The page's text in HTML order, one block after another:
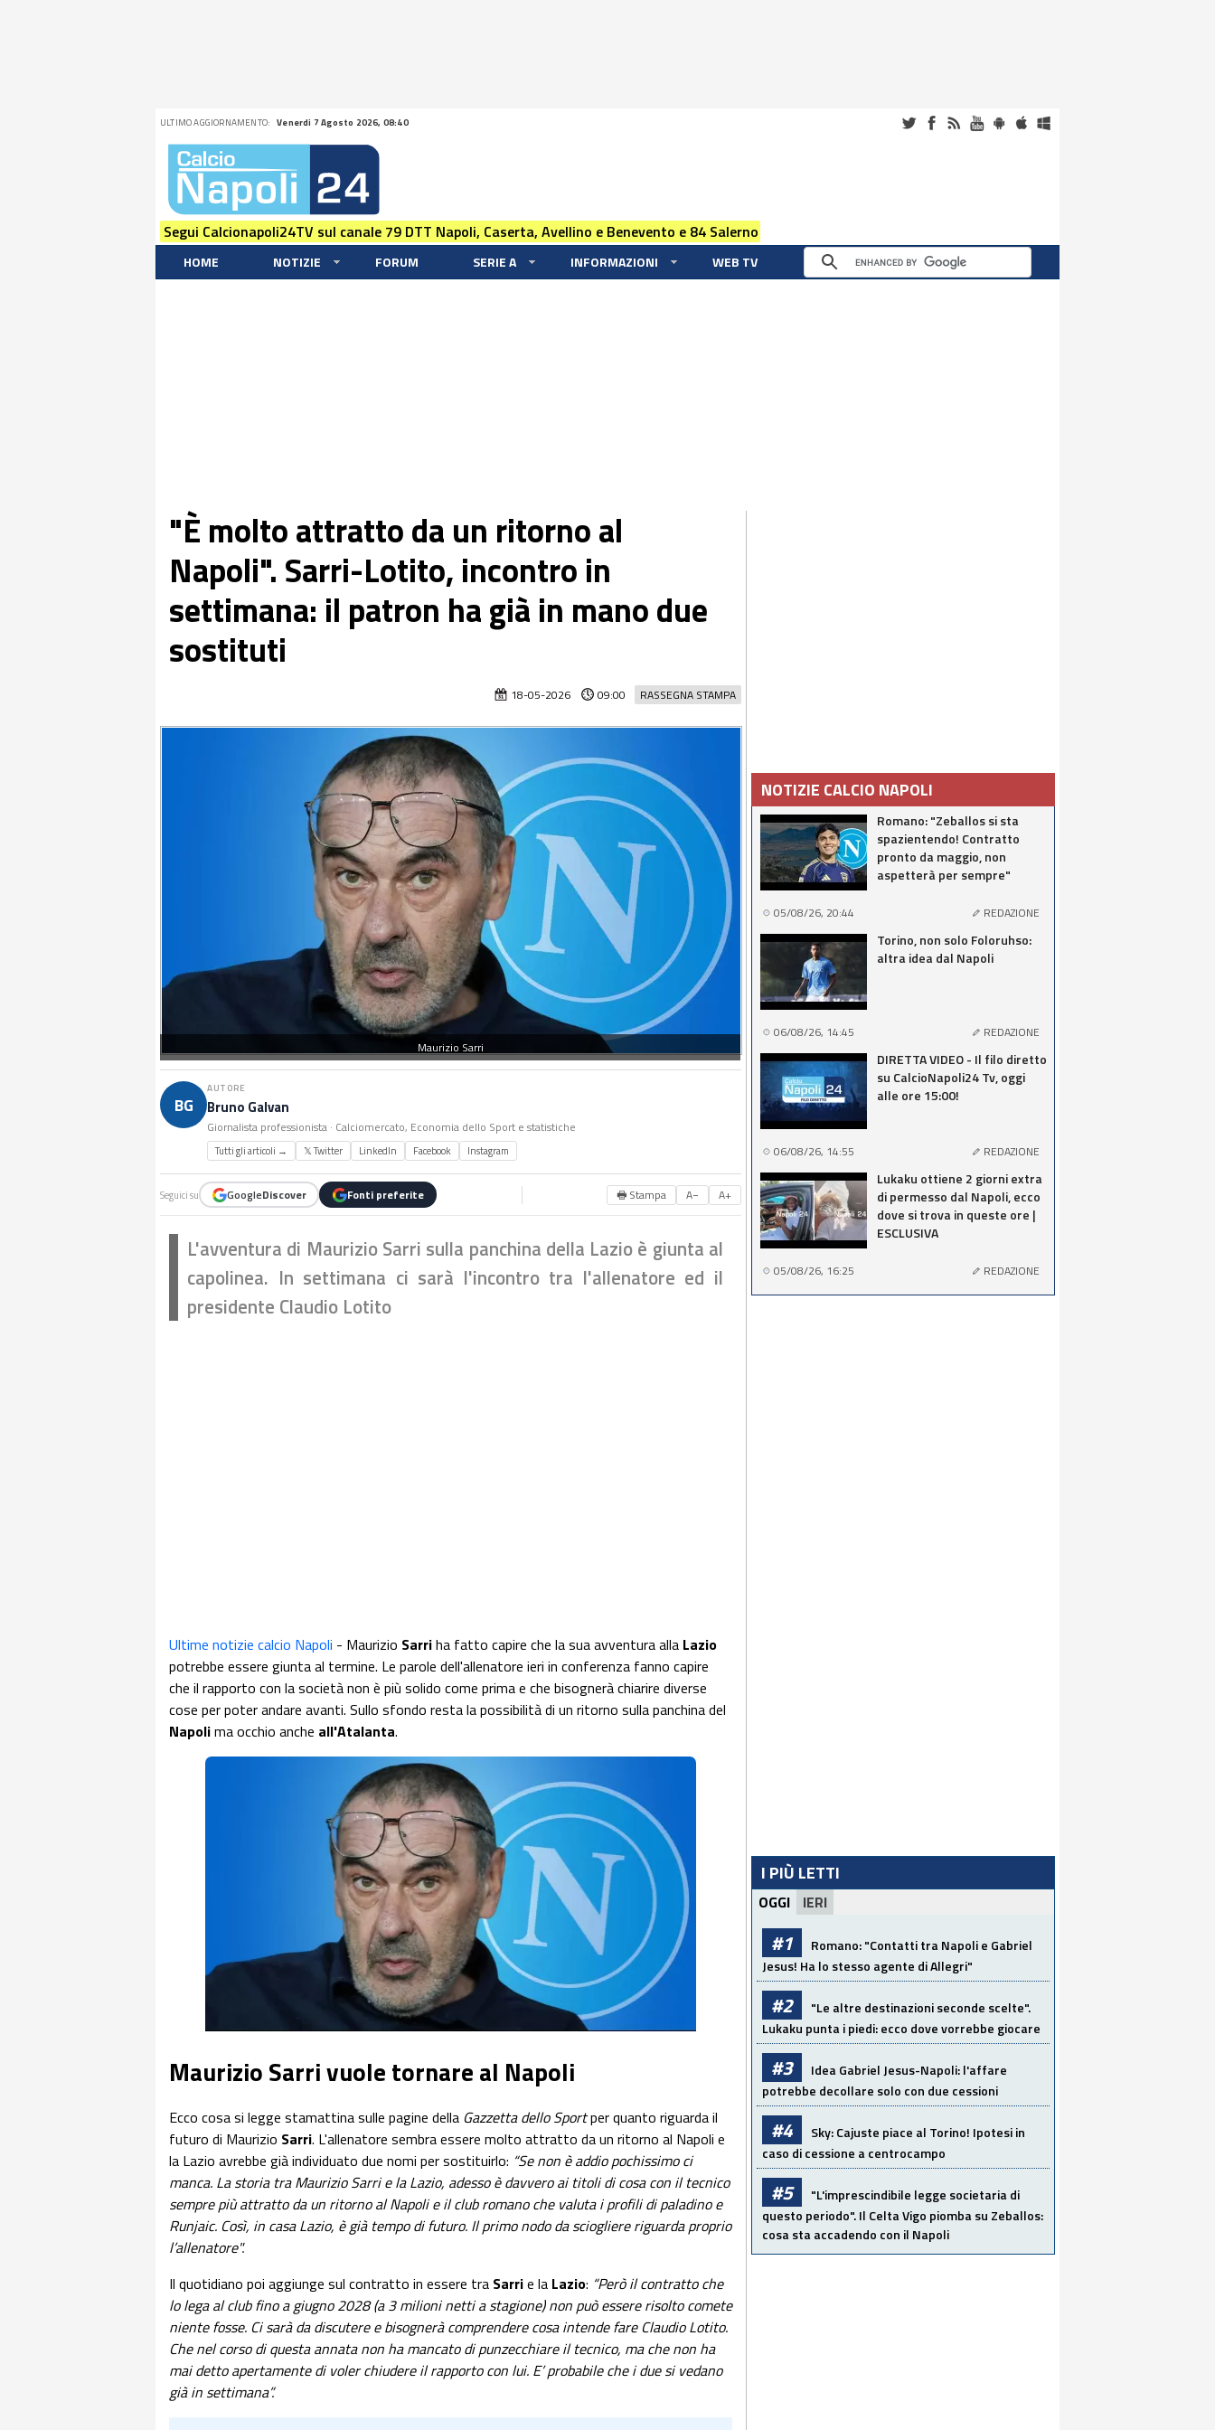
ULTIMO AGGIORNAMENTO: Venerdi 7 Agosto 2026, 08:40
Segui Calcionapoli24TV sul canale 79 DTT Napoli, Caserta, Avellino e Benevento e 84 Salerno
HOME NOTIZIE FORUM SERIE A INFORMAZIONI WEB TV
"È molto attratto da un ritorno al
Napoli". Sarri-Lotito, incontro in
settimana: il patron ha già in mano due
sostituti
RASSEGNA STAMPA
18-05-2026 09:00
Maurizio Sarri
BG
AUTORE
Bruno Galvan
Giornalista professionista · Calciomercato, Economia dello Sport e statistiche
Tutti gli articoli → 𝕏 Twitter LinkedIn Facebook Instagram
Seguici su GoogleDiscover Fonti preferite 🖶 Stampa A− A+
L'avventura di Maurizio Sarri sulla panchina della Lazio è giunta al
capolinea. In settimana ci sarà l'incontro tra l'allenatore ed il
presidente Claudio Lotito
Ultime notizie calcio Napoli - Maurizio Sarriha fatto capire che la sua avventura alla Lazio
potrebbe essere giunta al termine. Le parole dell'allenatore ieri in conferenza fanno capire
che il rapporto con la società non è più solido come prima e che bisognerà chiarire diverse
cose per poter andare avanti. Sullo sfondo resta la possibilità di un ritorno sulla panchina del
Napolima occhio anche all'Atalanta.
Maurizio Sarri vuole tornare al Napoli
Ecco cosa si legge stamattina sulle pagine della Gazzetta dello Sportper quanto riguarda il
futuro di Maurizio Sarri. L'allenatore sembra essere molto attratto da un ritorno al Napoli e
la Lazio avrebbe già individuato due nomi per sostituirlo: “Se non è addio pochissimo ci
manca. La storia tra Maurizio Sarri e la Lazio, adesso è davvero ai titoli di cosa con il tecnico
sempre più attratto da un ritorno al Napoli e il club romano che valuta i profili di paladino e
Runjaic. Così, in casa Lazio, è già tempo di futuro. Il primo nodo da sciogliere riguarda proprio
l’allenatore".
Il quotidiano poi aggiunge sul contratto in essere tra Sarrie la Lazio: “Però il contratto che
lo lega al club fino a giugno 2028 (a 3 milioni netti a stagione) non può essere risolto comete
niente fosse. Ci sarà da discutere e bisognerà comprendere cosa intende fare Claudio Lotito.
Che nel corso di questa annata non ha mancato di punzecchiare il tecnico, ma che non ha
mai detto apertamente di voler chiudere il rapporto con lui. E’ probabile che i due si vedano
già in settimana”.
NOTIZIE CALCIO NAPOLI
Romano: "Zeballos si sta
spazientendo! Contratto
pronto da maggio, non
aspetterà per sempre"
05/08/26, 20:44 REDAZIONE
Torino, non solo Foloruhso:
altra idea dal Napoli
06/08/26, 14:45 REDAZIONE
DIRETTA VIDEO - Il filo diretto
su CalcioNapoli24 Tv, oggi
alle ore 15:00!
06/08/26, 14:55 REDAZIONE
Lukaku ottiene 2 giorni extra
di permesso dal Napoli, ecco
dove si trova in queste ore |
ESCLUSIVA
05/08/26, 16:25 REDAZIONE
I PIÙ LETTI
OGGI IERI
#1
Romano: "Contatti tra Napoli e Gabriel
Jesus! Ha lo stesso agente di Allegri"
#2
"Le altre destinazioni seconde scelte".
Lukaku punta i piedi: ecco dove vorrebbe giocare
#3
Idea Gabriel Jesus-Napoli: l'affare
potrebbe decollare solo con due cessioni
#4
Sky: Cajuste piace al Torino! Ipotesi in
caso di cessione a centrocampo
#5
"L'imprescindibile legge societaria di
questo periodo". Il Celta Vigo piomba su Zeballos:
cosa sta accadendo con il Napoli